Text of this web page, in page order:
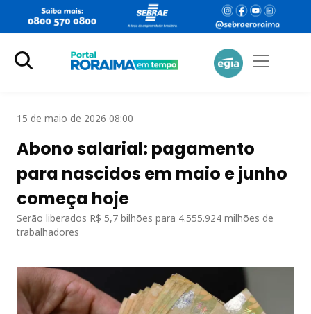
15 de maio de 2026 08:00
Abono salarial: pagamento
para nascidos em maio e junho
começa hoje
Serão liberados R$ 5,7 bilhões para 4.555.924 milhões de
trabalhadores